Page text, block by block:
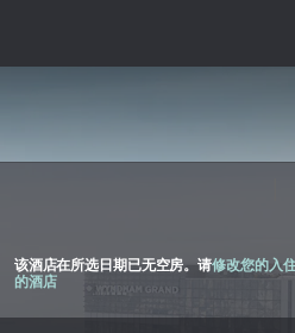
该酒店在所选日期已无空房。请修改您的入
的酒店